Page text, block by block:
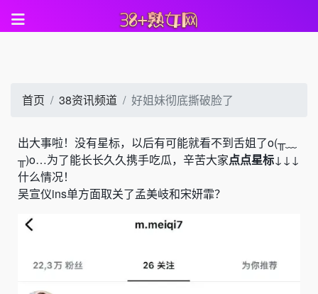
首页 38资讯频道 好姐妹彻底撕破脸了
出大事啦！没有星标，以后有可能就看不到舌姐了o(╥﹏
╥)o…为了能长长久久携手吃瓜，辛苦大家点点星标↓↓↓
什么情况！
吴宣仪ins单方面取关了孟美岐和宋妍霏？